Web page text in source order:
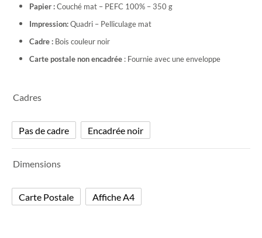
Papier :Couché mat – PEFC 100% – 350 g
Impression:Quadri – Pelliculage mat
Cadre : Bois couleur noir
Carte postale non encadrée : Fournie avec une enveloppe
Cadres
Pas de cadre Encadrée noir
Dimensions
Carte Postale Affiche A4